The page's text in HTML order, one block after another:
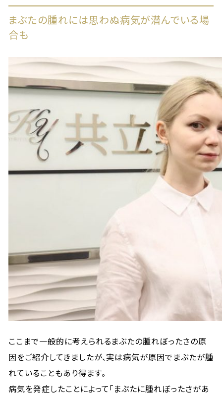
まぶたの腫れには思わぬ病気が潜んでいる場
合も
ここまで一般的に考えられるまぶたの腫れぼったさの原
因をご紹介してきましたが、実は病気が原因でまぶたが腫
れていることもあり得ます。
病気を発症したことによって「まぶたに腫れぼったさがあ